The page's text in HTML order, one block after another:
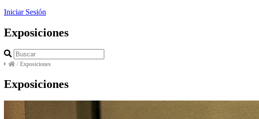
Iniciar Sesión
Exposiciones
/ Exposiciones
Exposiciones